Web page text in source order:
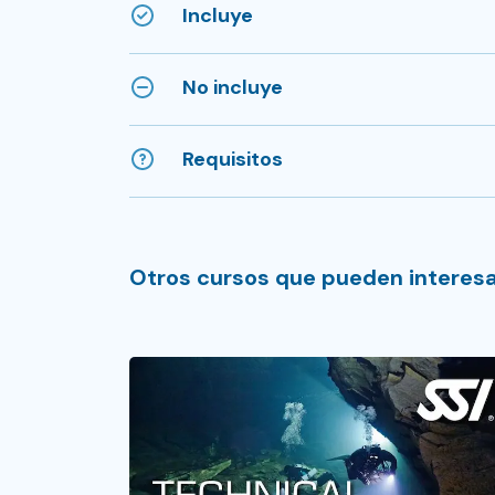
Incluye
No incluye
Requisitos
Otros cursos que pueden